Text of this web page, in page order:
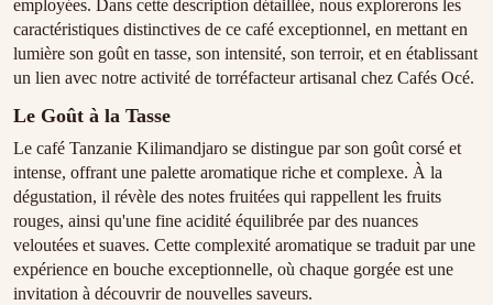
employées. Dans cette description détaillée, nous explorerons les
caractéristiques distinctives de ce café exceptionnel, en mettant en
lumière son goût en tasse, son intensité, son terroir, et en établissant
un lien avec notre activité de torréfacteur artisanal chez Cafés Océ.
Le Goût à la Tasse
Le café Tanzanie Kilimandjaro se distingue par son goût corsé et
intense, offrant une palette aromatique riche et complexe. À la
dégustation, il révèle des notes fruitées qui rappellent les fruits
rouges, ainsi qu'une fine acidité équilibrée par des nuances
veloutées et suaves. Cette complexité aromatique se traduit par une
expérience en bouche exceptionnelle, où chaque gorgée est une
invitation à découvrir de nouvelles saveurs.